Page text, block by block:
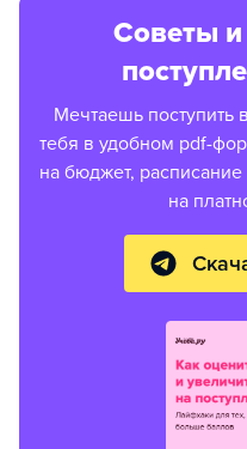
Советы и
Мечтаешь поступить
тебя в удобном pdf-
на бюджет,
на